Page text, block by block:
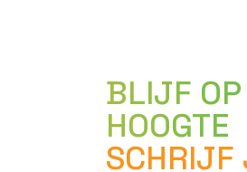
BLIJF OP
HOOGTE
SCHRIJF